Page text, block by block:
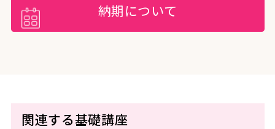
納期について
関連する基礎講座